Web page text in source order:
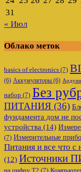
31
« Июл
Облако меток
basics of electronics (7)
(6) Аккумуляторы (6)
набор (7) Без
ПИТАНИЯ (36)
фундамента дом не
устройства (14)
(7) Измерительные
Питания и все что с
(12) Источники
на цифру Т2 (7)